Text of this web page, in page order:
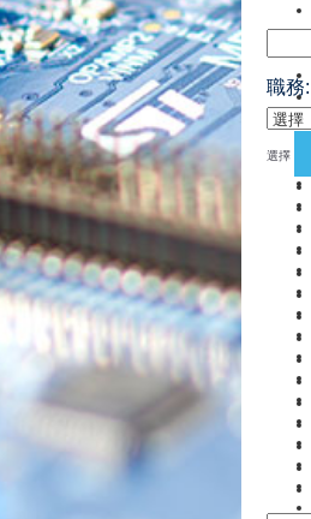
職務:
選擇